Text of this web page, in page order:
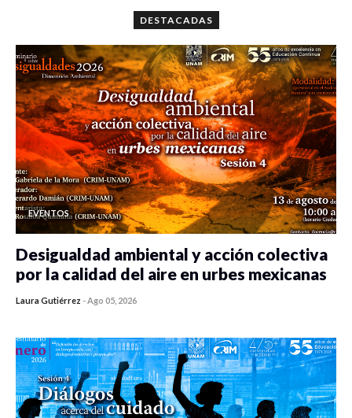
DESTACADAS
EVENTOS
Desigualdad ambiental y acción colectiva
por la calidad del aire en urbes mexicanas
Laura Gutiérrez -Ago 05, 2026